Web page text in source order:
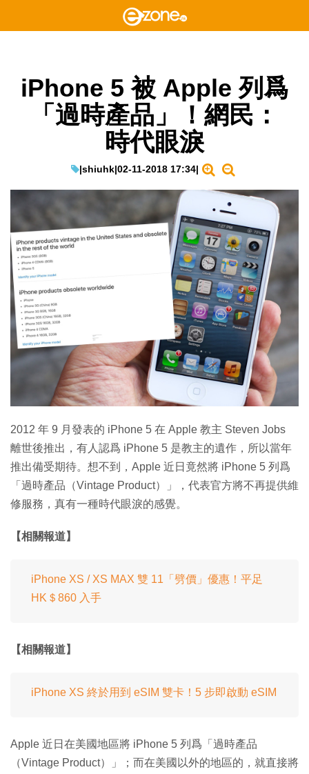
iPhone 5 被 Apple 列爲
「過時產品」！網民：
時代眼淚
|shiuhk|02-11-2018 17:34|
2012 年 9 月發表的 iPhone 5 在 Apple 教主 Steven Jobs
離世後推出，有人認爲 iPhone 5 是教主的遺作，所以當年
推出備受期待。想不到，Apple 近日竟然將 iPhone 5 列爲
「過時產品（Vintage Product）」，代表官方將不再提供維
修服務，真有一種時代眼淚的感覺。
【相關報道】
iPhone XS / XS MAX 雙 11「劈價」優惠！平足
HK＄860 入手
【相關報道】
iPhone XS 終於用到 eSIM 雙卡！5 步即啟動 eSIM
Apple 近日在美國地區將 iPhone 5 列爲「過時產品
（Vintage Product）」；而在美國以外的地區的，就直接將